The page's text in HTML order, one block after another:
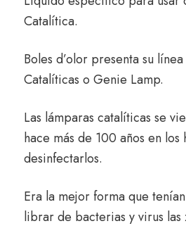
Catalítica.
Boles d’olor presenta su
Catalíticas o Genie Lamp.
Las lámparas catalíticas se
hace más de 100 años en
desinfectarlos.
Era la mejor forma que
librar de bacterias y virus las